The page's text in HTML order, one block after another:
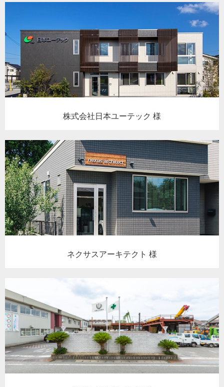
株式会社日本ユーテック 様
ネクサスアーキテクト 様